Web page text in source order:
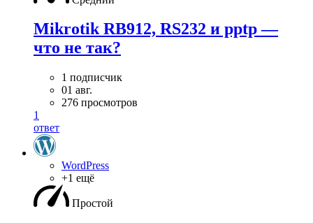
Mikrotik RB912, RS232 и pptp —
что не так?
1 подписчик
01 авг.
276 просмотров
1
ответ
WordPress
+1 ещё
Простой